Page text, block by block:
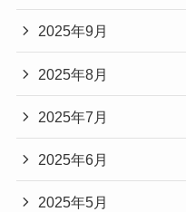
2025年9月
2025年8月
2025年7月
2025年6月
2025年5月